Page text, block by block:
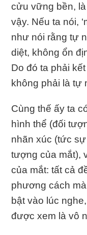
cửu vững bền,
vậy. Nếu ta nói,
như nói rằng tự
diệt, không ổn
Do đó ta phải
không phải là tự
Cùng thế ấy ta
hình thể (đối
nhãn xúc (tức
tượng của mắt),
của mắt: tất cả
phương cách
bật vào lúc
được xem là vô